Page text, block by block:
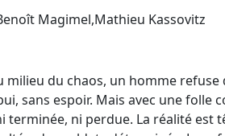
Magimel,Mathieu Kassovitz
milieu du chaos, un homme
sans espoir. Mais avec une
terminée, ni perdue. La réalité